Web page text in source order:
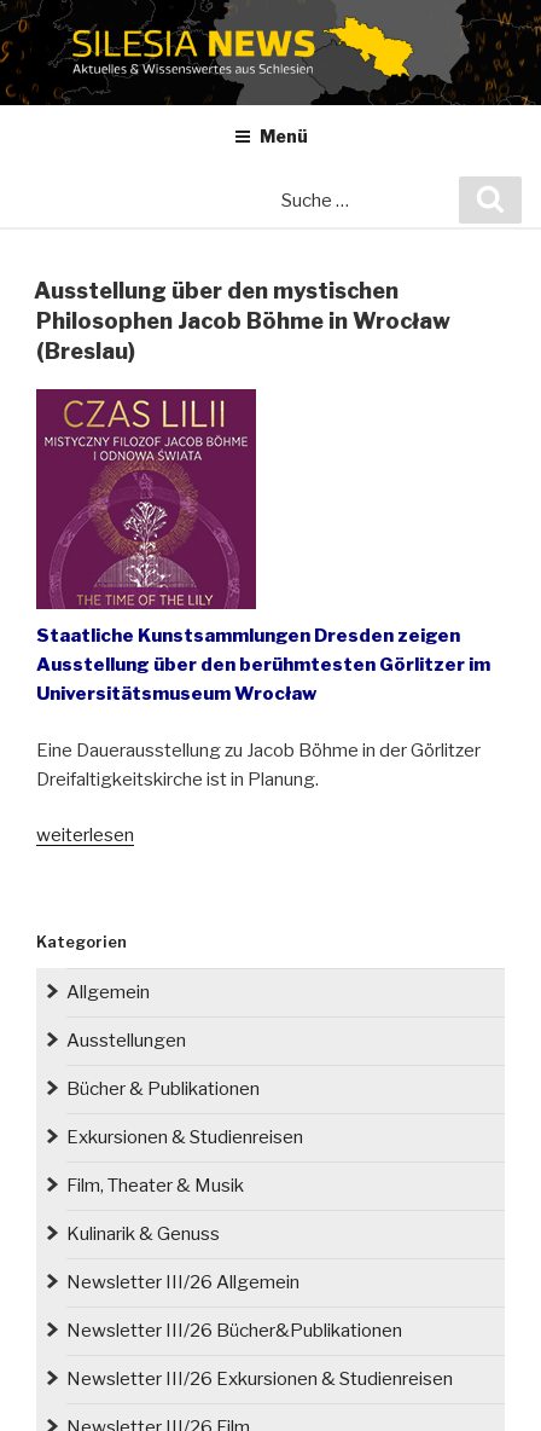
Zum
Inhalt
springen
Menü
Ausstellung über den mystischen
Philosophen Jacob Böhme in Wrocław
(Breslau)
Staatliche Kunstsammlungen Dresden zeigen
Ausstellung über den berühmtesten Görlitzer im
Universitätsmuseum Wrocław
Eine Dauerausstellung zu Jacob Böhme in der Görlitzer
Dreifaltigkeitskirche ist in Planung.
„Ausstellung
Philosophen
Jacob
in
(Breslau)“
weiterlesen
Kategorien
Allgemein
Ausstellungen
Bücher & Publikationen
Exkursionen & Studienreisen
Film, Theater & Musik
Kulinarik & Genuss
Newsletter III/26 Allgemein
Newsletter III/26 Bücher&Publikationen
Newsletter III/26 Exkursionen & Studienreisen